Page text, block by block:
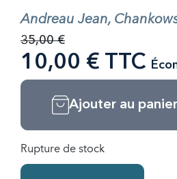
Andreau Jean,
35,00 €
10,00 € TTC
Ajouter au panier
Rupture de stock